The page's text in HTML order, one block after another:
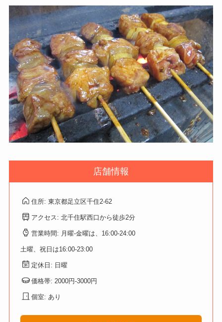
店舗情報
住所: 東京都足立区千住2-62
アクセス: 北千住駅西口から徒歩2分
営業時間: 月曜-金曜は、16:00-24:00
土曜、祝日は16:00-23:00
定休日: 日曜
価格帯: 2000円-3000円
個室: あり